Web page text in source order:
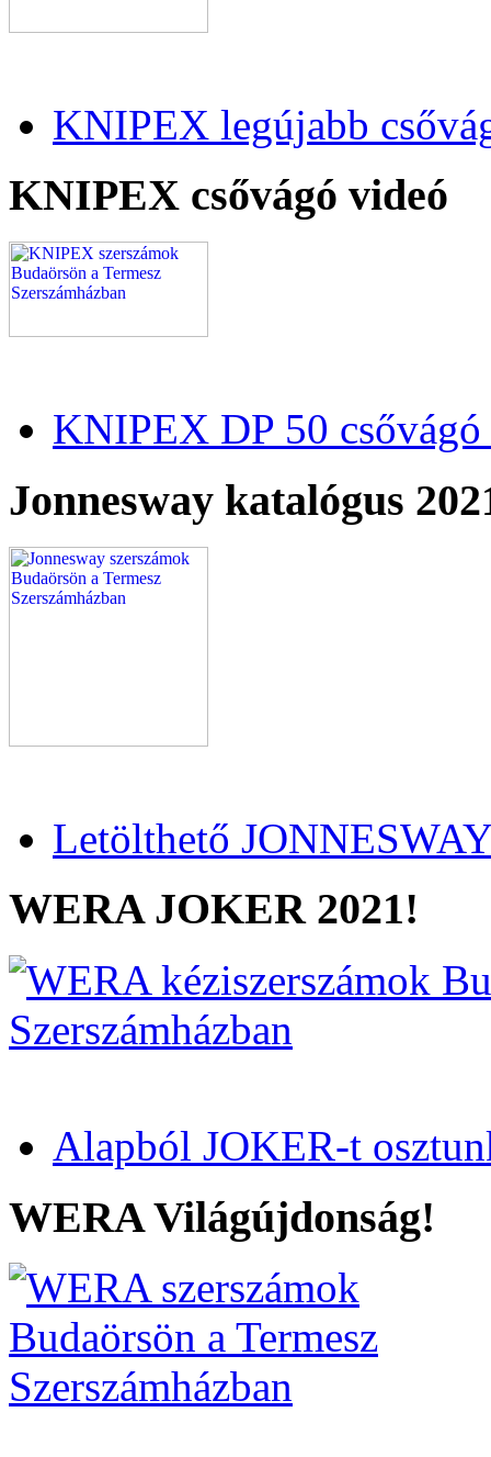
KNIPEX legújabb
KNIPEX csővágó videó
KNIPEX DP 50
Jonnesway katalógus
Letölthető
WERA JOKER 2021!
Alapból JOKER-t
WERA Világújdonság!